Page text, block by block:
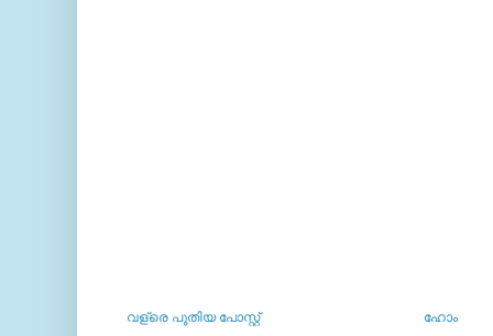
വള്രെ പുതിയ പോസ്റ്റ് ഹോം